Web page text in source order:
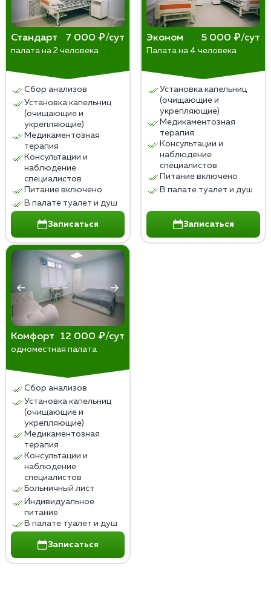
надевают только внутри квартиры, чтобы не
привлекать внимание соседей.
​Документация: В документах часто не
«алкоголизм», используются нейтральные
формулировки (например,
«дезинтоксикационная терапия»).
​Этап 1 (Детоксикация): 1–3 визита для
интенсивного очищения крови и нормализации
сна.
приемом таблетированных препаратов (3–5
дней), врач может консультировать по
Этап 3 (Кодирование): 1 финальный визит для
проведения процедуры (укол или
психотерапия) после стабилизации состояния.
Стандарт 7 000 ₽/сут
палата на 2 человека
Сбор анализов
Установка капельниц
(очищающие и
укрепляющие)
Медикаментозная
терапия
Консультации и
наблюдение
специалистов
Питание включено
В палате туалет и душ
Записаться
Эконом 5 000 ₽/сут
Палата на 4 человека
Установка капельниц
(очищающие и
укрепляющие)
Медикаментозная
терапия
Консультации и
наблюдение
специалистов
Питание включено
В палате туалет и душ
Записаться
Комфорт 12 000 ₽/сут
одноместная палата
Сбор анализов
Установка капельниц
(очищающие и
укрепляющие)
Медикаментозная
терапия
Консультации и
наблюдение
специалистов
Больничный лист
Индивидуальное
питание
В палате туалет и душ
Записаться